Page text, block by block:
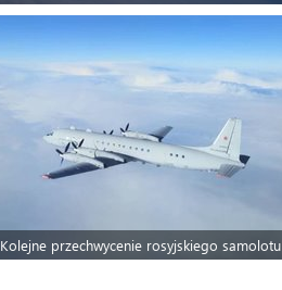
Kolejne przechwycenie rosyjskiego samolotu